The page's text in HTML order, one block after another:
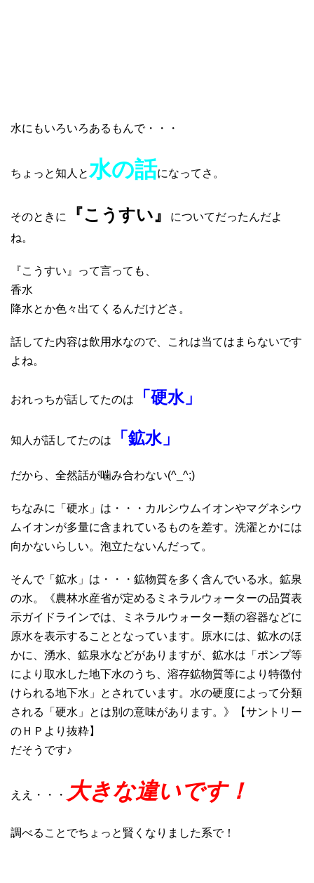
水にもいろいろあるもんで・・・
ちょっと知人と水の話になってさ。
そのときに 『こうすい』
についてだったんだよ
ね。
『こうすい』って言っても、
香水
降水とか色々出てくるんだけどさ。
話してた内容は飲用水なので、これは当てはまらないです
よね。
おれっちが話してたのは 「硬水」
知人が話してたのは 「鉱水」
だから、全然話が噛み合わない(^_^;)
ちなみに「硬水」は・・・カルシウムイオンやマグネシウ
ムイオンが多量に含まれているものを差す。洗濯とかには
向かないらしい。泡立たないんだって。
そんで「鉱水」は・・・鉱物質を多く含んでいる水。鉱泉
の水。《農林水産省が定めるミネラルウォーターの品質表
示ガイドラインでは、ミネラルウォーター類の容器などに
原水を表示することとなっています。原水には、鉱水のほ
かに、湧水、鉱泉水などがありますが、鉱水は「ポンプ等
により取水した地下水のうち、溶存鉱物質等により特徴付
けられる地下水」とされています。水の硬度によって分類
される「硬水」とは別の意味があります。》【サントリー
のＨＰより抜粋】
だそうです♪
ええ・・・ 大きな違いです！
調べることでちょっと賢くなりました系で！